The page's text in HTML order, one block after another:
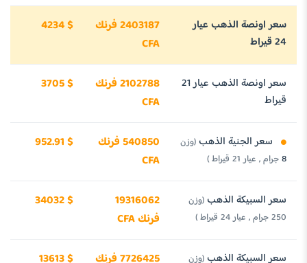
سعر اونصة الذهب عيار
24 قيراط
2403187 فرنك
CFA
4234 $
سعر اونصة الذهب عيار 21
قيراط
2102788 فرنك
CFA
3705 $
سعر الجنية الذهب (وزن
8 جرام , عيار 21 قيراط )
540850 فرنك
CFA
952.91 $
سعر السبيكة الذهب (وزن
250 جرام , عيار 24 قيراط )
19316062
فرنك CFA
34032 $
سعر السبيكة الذهب (وزن
7726425 فرنك
13613 $